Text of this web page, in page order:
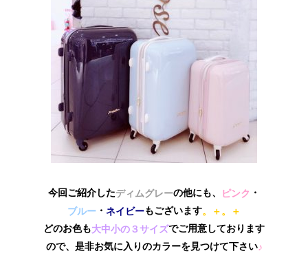
今回ご紹介したディムグレーの他にも、 ピンク ・
ブルー ・ ネイビーもございます。＋。＋
どのお色も大中小の３サイズでご用意しております
ので、是非お気に入りのカラーを見つけて下さい♪